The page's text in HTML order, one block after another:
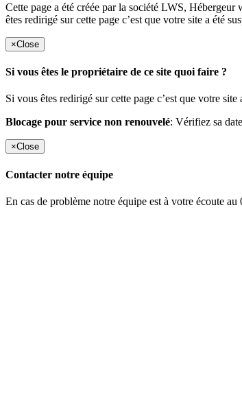
Cette page a été créée par la société LWS,
êtes redirigé sur cette page c’est que votre site a été
×Close
Si vous êtes le propriétaire de ce site quoi faire ?
Si vous êtes redirigé sur cette page c’est que votre site
Blocage pour service non renouvelé: Vérifiez sa
×Close
Contacter notre équipe
En cas de problème notre équipe est à votre écoute au